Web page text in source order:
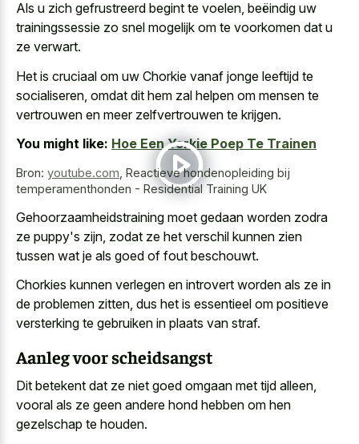
Als u zich gefrustreerd begint te voelen, beëindig uw
trainingssessie zo snel mogelijk om te voorkomen dat u
ze verwart.
Het is cruciaal om uw Chorkie vanaf jonge leeftijd te
socialiseren, omdat dit hem zal helpen om mensen te
vertrouwen en meer zelfvertrouwen te krijgen.
You might like: Hoe Een Yorkie Poep Te Trainen
Bron: youtube.com Reactieve hondenopleiding bij
temperamenthonden - Residential Training UK
Gehoorzaamheidstraining moet gedaan worden zodra
ze puppy's zijn, zodat ze het verschil kunnen zien
tussen wat je als goed of fout beschouwt.
Chorkies kunnen verlegen en introvert worden als ze in
de problemen zitten, dus het is essentieel om positieve
versterking te gebruiken in plaats van straf.
Aanleg voor scheidsangst
Dit betekent dat ze niet goed omgaan met tijd alleen,
vooral als ze geen andere hond hebben om hen
gezelschap te houden.